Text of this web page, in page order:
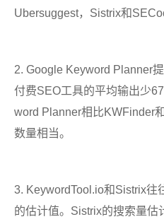
Ubersuggest，Sistrix和
2. Google Keyword Planner
付费SEO工具的平均输出少
word Planner相比KWFinder
数量相当。
3. KeywordTool.io和Sistrix往
的估计值。Sistrix的搜索量估